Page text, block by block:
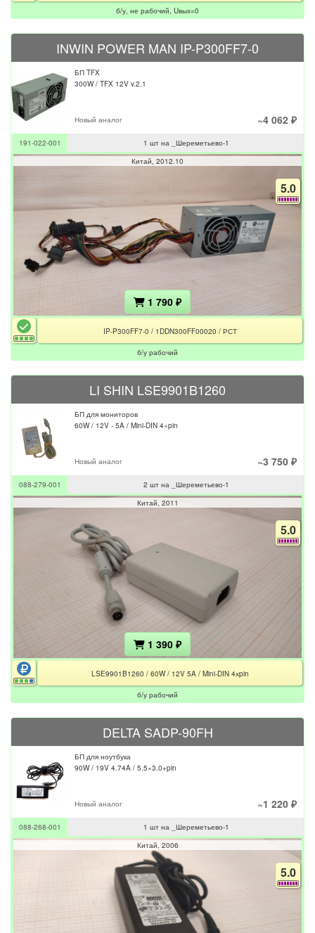
б/у, не рабочий, Uвых=0
INWIN POWER MAN IP-P300FF7-0
БП TFX
300W / TFX 12V v.2.1
Новый аналог ~4 062 ₽
191-022-001
1 шт на _Шереметьево-1
Китай 2012.10
5.0
1 790 ₽
IP-P300FF7-0 / 1DDN300FF00020 / РСТ
б/у рабочий
LI SHIN LSE9901B1260
БП для мониторов
60W / 12V - 5A / Mini-DIN 4×pin
Новый аналог ~3 750 ₽
088-279-001
2 шт на _Шереметьево-1
Китай 2011
5.0
1 390 ₽
LSE9901B1260 / 60W / 12V 5A / Mini-DIN 4хpin
б/у рабочий
DELTA SADP-90FH
БП для ноутбука
90W / 19V 4.74A / 5.5×3.0+pin
Новый аналог ~1 220 ₽
088-268-001
1 шт на _Шереметьево-1
Китай 2006
5.0